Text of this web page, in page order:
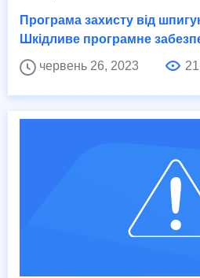
Програма захисту від
Шкідливе програмне
червень 26, 2023